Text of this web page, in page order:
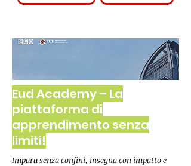
Eud Academy – La
piattaforma di
apprendimento senza
limiti!
Impara senza confini, insegna con impatto e